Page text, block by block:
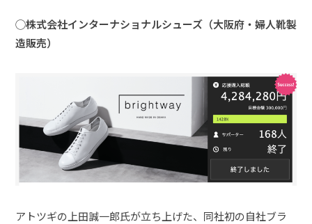
◯株式会社インターナショナルシューズ（大阪府・婦人靴製
造販売）
アトツギの上田誠一郎氏が立ち上げた、同社初の自社ブラ